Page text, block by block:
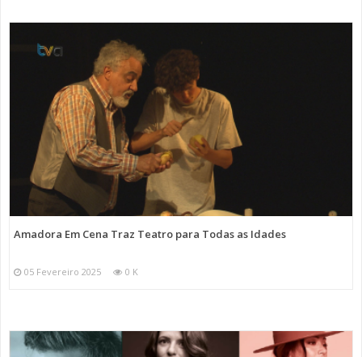
Amadora Em Cena Traz Teatro para Todas as Idades
05 Fevereiro 2025 0 K